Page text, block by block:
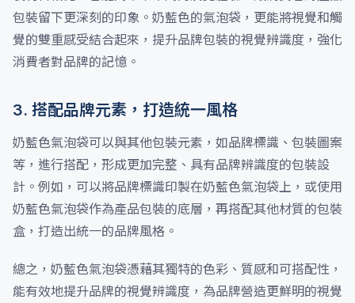
包裝留下更深刻的印象。奶藍色的氣泡袋，更能將視覺和觸
覺的雙重感受結合起來，提升品牌包裝的視覺辨識度，強化
消費者對品牌的記憶。
3. 搭配品牌元素，打造統一風格
奶藍色氣泡袋可以與其他包裝元素，如品牌標識、包裝圖案
等，進行搭配，形成更加完整、具有品牌辨識度的包裝設
計。例如，可以將品牌標識印製在奶藍色氣泡袋上，或使用
奶藍色氣泡袋作為產品包裝的底層，再搭配其他材質的包裝
盒，打造出統一的品牌風格。
總之，奶藍色氣泡袋憑藉其獨特的色彩、質感和可搭配性，
能有效地提升品牌的視覺辨識度，為品牌營造更鮮明的視覺